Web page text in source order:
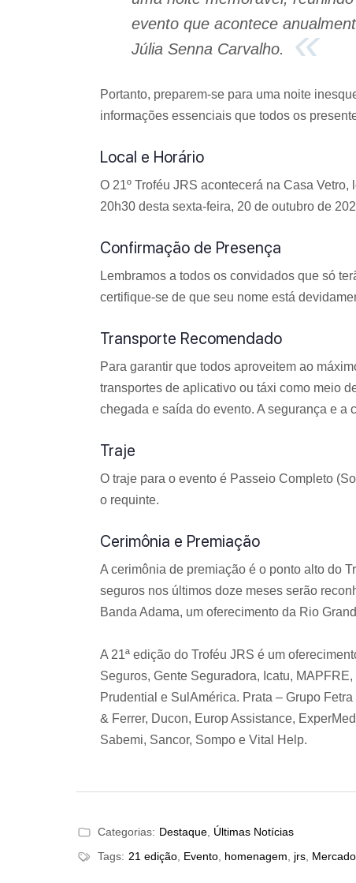
evento que acontece
Júlia Senna Carvalho.
Portanto, preparem-se para uma noite
informações essenciais que todos os
Local e Horário
O 21º Troféu JRS acontecerá na Casa
20h30 desta sexta-feira, 20 de outubro de
Confirmação de Presença
Lembramos a todos os convidados que só
certifique-se de que seu nome está
Transporte Recomendado
Para garantir que todos aproveitem ao
transportes de aplicativo ou táxi como meio
chegada e saída do evento. A segurança e
Traje
O traje para o evento é Passeio Completo
o requinte.
Cerimônia e Premiação
A cerimônia de premiação é o ponto alto do
seguros nos últimos doze meses serão
Banda Adama, um oferecimento da Rio
A 21ª edição do Troféu JRS é um
Seguros, Gente Seguradora, Icatu,
Prudential e SulAmérica. Prata – Grupo
& Ferrer, Ducon, Europ Assistance,
Sabemi, Sancor, Sompo e Vital Help.
Categorias: Destaque Últimas Notícias
Tags: 21 edição Evento homenagem jrs Mercado